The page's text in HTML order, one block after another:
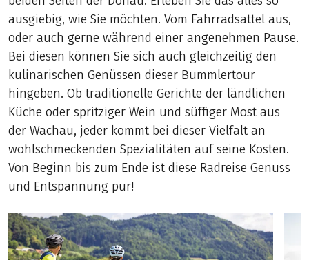
ausgiebig, wie Sie möchten. Vom Fahrradsattel aus,
oder auch gerne während einer angenehmen Pause.
Bei diesen können Sie sich auch gleichzeitig den
kulinarischen Genüssen dieser Bummlertour
hingeben. Ob traditionelle Gerichte der ländlichen
Küche oder spritziger Wein und süffiger Most aus
der Wachau, jeder kommt bei dieser Vielfalt an
wohlschmeckenden Spezialitäten auf seine Kosten.
Von Beginn bis zum Ende ist diese Radreise Genuss
und Entspannung pur!